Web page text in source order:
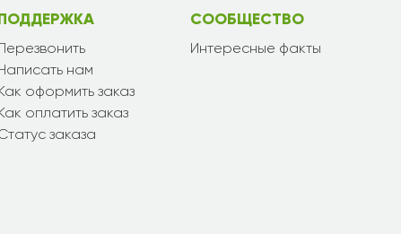
ПОДДЕРЖКА
нам
оформить заказ
оплатить заказ
заказа
СООБЩЕСТВО
Интересные факты